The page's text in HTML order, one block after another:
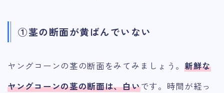
①茎の断面が黄ばんでいない
ヤングコーンの茎の断面をみてみましょう。 新鮮な
ヤングコーンの茎の断面は、白いです。時間が経っ